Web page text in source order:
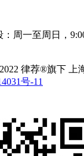
周一至周日，
律荐®旗下 上
号-11